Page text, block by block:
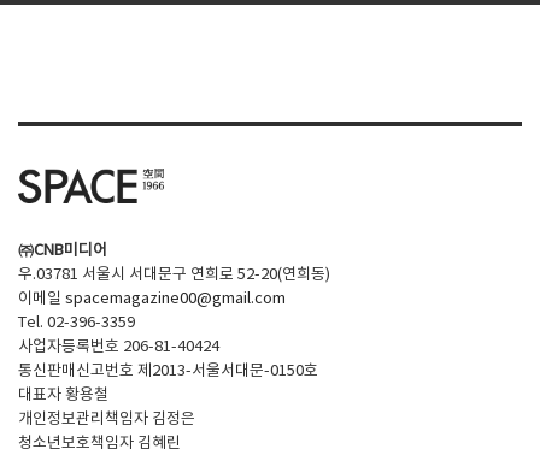
㈜CNB미디어
우.03781 서울시 서대문구 연희로 52-20(연희동)
이메일 spacemagazine00@gmail.com
Tel. 02-396-3359
사업자등록번호 206-81-40424
통신판매신고번호 제2013-서울서대문-0150호
대표자 황용철
개인정보관리책임자 김정은
청소년보호책임자 김혜린